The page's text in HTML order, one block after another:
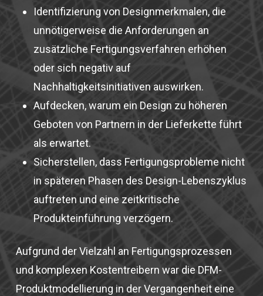
Identifizierung von Designmerkmalen, die
unnötigerweise die Anforderungen an
zusätzliche Fertigungsverfahren erhöhen
oder sich negativ auf
Nachhaltigkeitsinitiativen auswirken.
Aufdecken, warum ein Design zu höheren
Geboten von Partnern in der Lieferkette führt
als erwartet.
Sicherstellen, dass Fertigungsprobleme nicht
in späteren Phasen des Design-Lebenszyklus
auftreten und eine zeitkritische
Produkteinführung verzögern.
Aufgrund der Vielzahl an Fertigungsprozessen
und komplexen Kostentreibern war die DFM-
Produktmodellierung in der Vergangenheit eine